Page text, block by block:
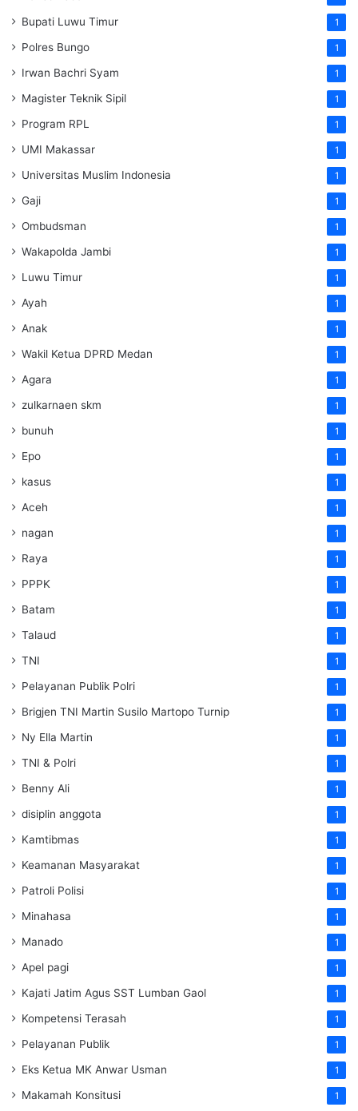
Bupati Luwu Timur 1
Polres Bungo 1
Irwan Bachri Syam 1
Magister Teknik Sipil 1
Program RPL 1
UMI Makassar 1
Universitas Muslim Indonesia 1
Gaji 1
Ombudsman 1
Wakapolda Jambi 1
Luwu Timur 1
Ayah 1
Anak 1
Wakil Ketua DPRD Medan 1
Agara 1
zulkarnaen skm 1
bunuh 1
Epo 1
kasus 1
Aceh 1
nagan 1
Raya 1
PPPK 1
Batam 1
Talaud 1
TNI 1
Pelayanan Publik Polri 1
Brigjen TNI Martin Susilo Martopo Turnip 1
Ny Ella Martin 1
TNI & Polri 1
Benny Ali 1
disiplin anggota 1
Kamtibmas 1
Keamanan Masyarakat 1
Patroli Polisi 1
Minahasa 1
Manado 1
Apel pagi 1
Kajati Jatim Agus SST Lumban Gaol 1
Kompetensi Terasah 1
Pelayanan Publik 1
Eks Ketua MK Anwar Usman 1
Makamah Konsitusi 1